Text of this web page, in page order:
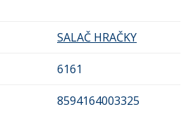
SALAČ HRAČKY
6161
8594164003325